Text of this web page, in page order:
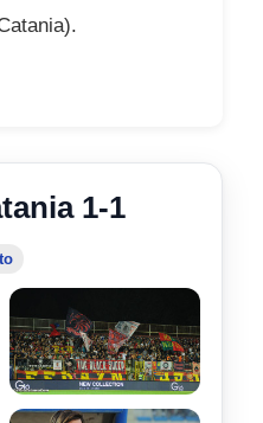
1-1